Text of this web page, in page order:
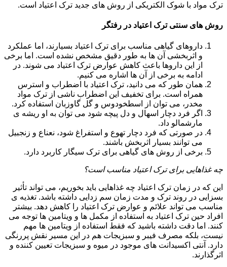
ترک مواد با شوک الکتریکی از روش های جدید ترک اعتیاد است.
روش های سنتی ترک اعتیاد در رفتگر
داروهای گیاهی مناسب برای ترک اعتیاد بسیارند، اما عملکرد
و اثربخشی آن ها به طور دقیق مشخص نشده است. اما برخی
از این داروها باعث کاهش عوارض ترک اعتیاد می شوند. در
ادامه به برخی از آن ها اشاره می کنیم.
همان طور که می دانید، ترک اعتیاد با اضطراب و استرس
همراه است. برای تخفیف این اضطراب ناشی از ترک مواد
مخدر، می توان از اسطخودوس و گل گاوزبان استفاده کرد.
اگر فرد دچار اسهال و دل پیچه شود می توان به او ریشه ی
مارشمالو داد.
در صورتی که فرد دچار تهوع و استفراغ شود، نعناع و زنجبیل
می توانند بسیار اثربخش باشند.
برخی از روش های گیاهی برای ترک سیگار کاربرد دارد.
چه غذاهایی برای ترک اعتیاد مناسب است؟
این که در زمان ترک اعتیاد چه غذاهایی باید بخوریم، می تواند تأثیر
بسزایی در روند ترک و مدت زمان سم زدایی داشته باشد. تغذیه ی
مناسب می تواند علائم و عوارض ترک اعتیاد را کاهش دهد. بیشتر
افراد حین ترک اعتیاد به استفاده از مکمل ها و ویتامین ها توجه می
کنند. اما دقت داشته باشید که فقط استفاده از ویتامین ها مهم
نیست، بلکه مصرف فیبر و سبزیجات هم در این مسیر نقش پررنگی
دارد. آنتی اکسیدانت های موجود در میوه و سبزیجات تعیین کننده و
اثرگذارند.